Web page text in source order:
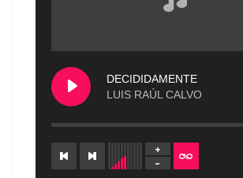
DECIDIDAMENTE
LUIS RAÚL CALVO